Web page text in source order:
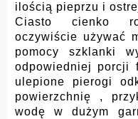
ilością pieprzu i
Ciasto cienko
oczywiście używać
pomocy szklanki
odpowiedniej porcji
ulepione pierogi
powierzchnię ,
wodę w dużym